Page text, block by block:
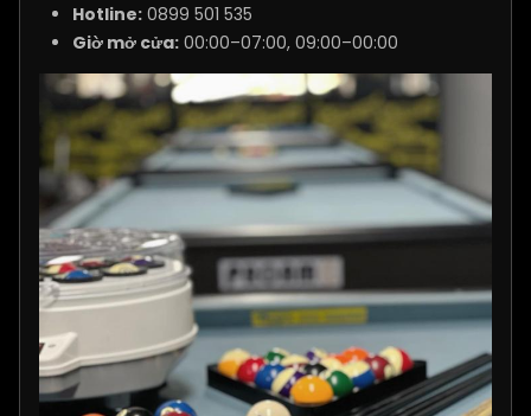
Hotline: 0899 501 535
Giờ mở cửa: 00:00–07:00, 09:00–00:00